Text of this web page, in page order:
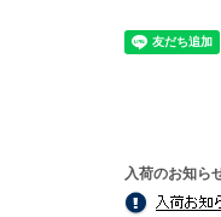
入荷のお知ら